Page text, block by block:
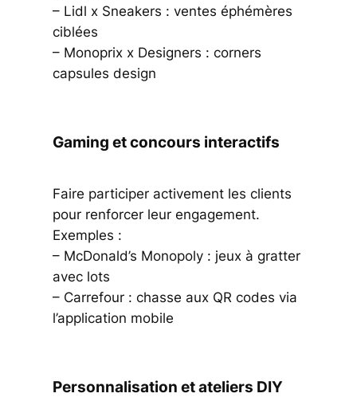
– Lidl x Sneakers : ventes éphémères
ciblées
– Monoprix x Designers : corners
capsules design
Gaming et concours interactifs
Faire participer activement les clients
pour renforcer leur engagement.
Exemples :
– McDonald’s Monopoly : jeux à gratter
avec lots
– Carrefour : chasse aux QR codes via
l’application mobile
Personnalisation et ateliers DIY